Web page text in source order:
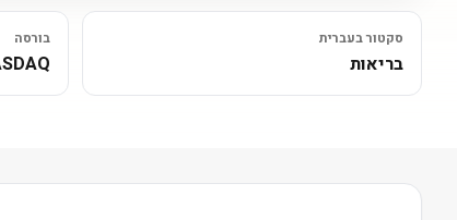
סקטור בעברית
בריאות
בורסה